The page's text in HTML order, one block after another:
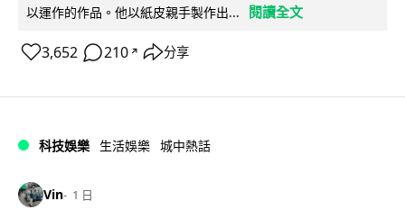
以運作的作品。他以紙皮親手製作出...
閱讀全文
3,652 210 ↗ 分享
科技娛樂 生活娛樂 城中熱話
Vin 1 日